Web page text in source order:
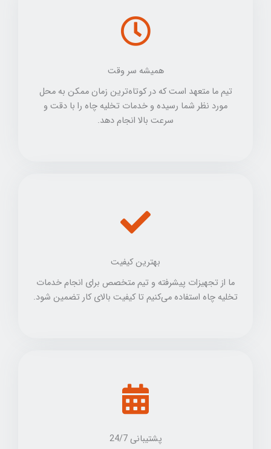
همیشه سر وقت
تیم ما متعهد است که در کوتاه‌ترین زمان ممکن به محل
مورد نظر شما رسیده و خدمات تخلیه چاه را با دقت و
سرعت بالا انجام دهد.
بهترین کیفیت
ما از تجهیزات پیشرفته و تیم متخصص برای انجام خدمات
تخلیه چاه استفاده می‌کنیم تا کیفیت بالای کار تضمین شود.
پشتیبانی 24/7